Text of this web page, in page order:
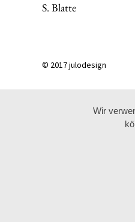
S. Blatte
© 2017 julodesign
Wir